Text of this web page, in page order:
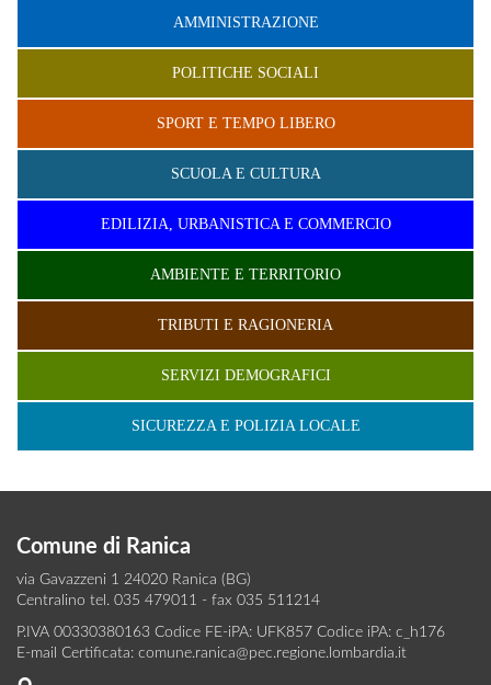
AMMINISTRAZIONE
POLITICHE SOCIALI
SPORT E TEMPO LIBERO
SCUOLA E CULTURA
EDILIZIA, URBANISTICA E COMMERCIO
AMBIENTE E TERRITORIO
TRIBUTI E RAGIONERIA
SERVIZI DEMOGRAFICI
SICUREZZA E POLIZIA LOCALE
Comune di Ranica
via Gavazzeni 1 24020 Ranica (BG)
Centralino tel. 035 479011 - fax 035 511214
P.IVA 00330380163 Codice FE-iPA: UFK857 Codice iPA: c_h176
E-mail Certificata: comune.ranica@pec.regione.lombardia.it